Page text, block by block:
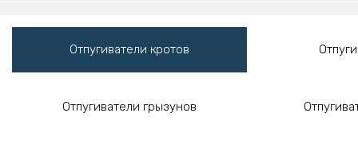
Отпугиватели кротов
Отпугиватели грызунов